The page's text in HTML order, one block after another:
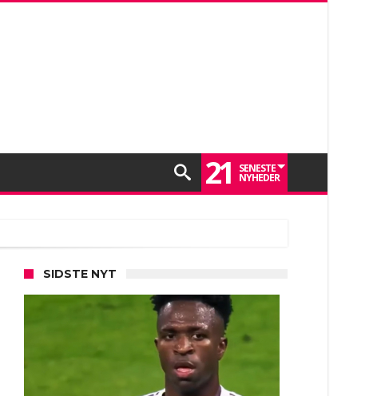
21 SENESTE
NYHEDER
SIDSTE NYT